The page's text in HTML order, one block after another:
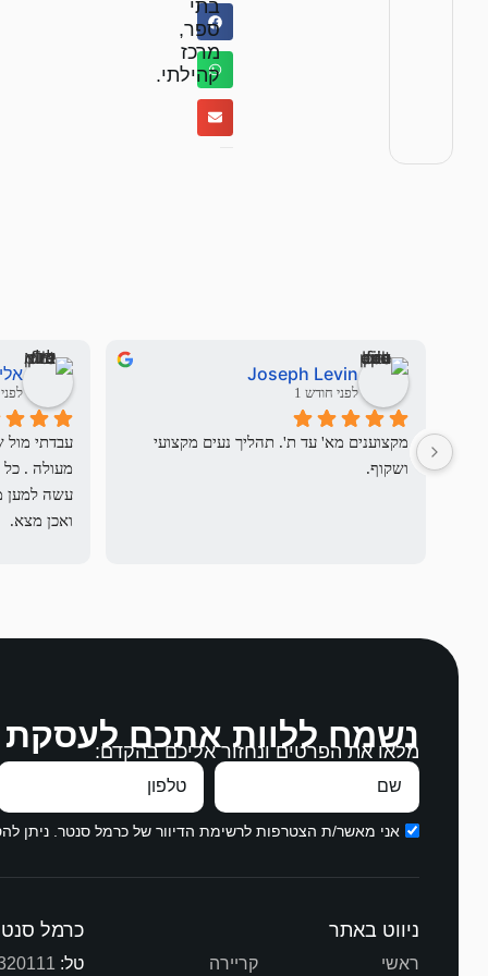
בתי
ספר,
מרכז
קהילתי.
Joseph Levin
לפני חודש 1
ושקוף.
לפני 3 חודשים
ואכן מצא.
בהקשבה,
עבודה
תודה
נשמח ללוות אתכם
מלאו את הפרטים ונחזור אליכם בהקדם:
אני מאשר/ת הצטרפות לרשימת הדיוור של כרמל סנטר. ניתן
ניווט באתר
ראשי קריירה
כרמל
טל: